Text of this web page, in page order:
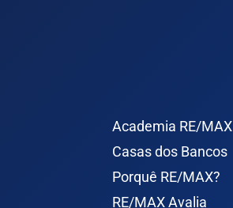
Academia RE/MAX
Casas dos Bancos
Porquê RE/MAX?
RE/MAX Avalia